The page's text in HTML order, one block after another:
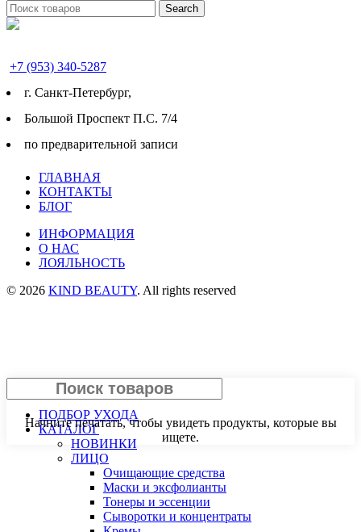
Search
+7 (953) 340-5287
г. Cанкт-Петербург,
Большой Проспект П.С. 7/4
по предварительной записи
ГЛАВНАЯ
КОНТАКТЫ
БЛОГ
ИНФОРМАЦИЯ
О НАС
ЛОЯЛЬНОСТЬ
© 2026 KIND BEAUTY. All rights reserved
Начните печатать, чтобы увидеть продукты, которые вы
ищете.
Search
ПОДБОР УХОДА
КАТАЛОГ
НОВИНКИ
ЛИЦО
Очищающие средства
Маски и эксфолианты
Тонеры и эссенции
Сыворотки и концентраты